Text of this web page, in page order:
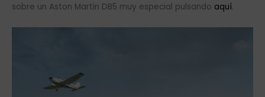
sobre un Aston Martin DB5 muy especial pulsando aquí.